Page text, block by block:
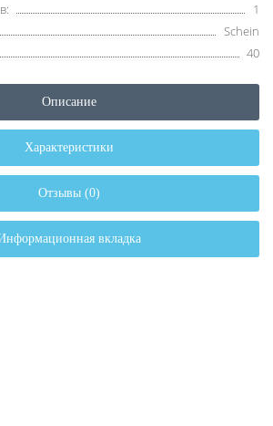
1
Schein
40
Описание
Характеристики
Отзывы (0)
вкладка